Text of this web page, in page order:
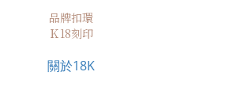
品牌扣環
Ｋ18刻印
關於18K